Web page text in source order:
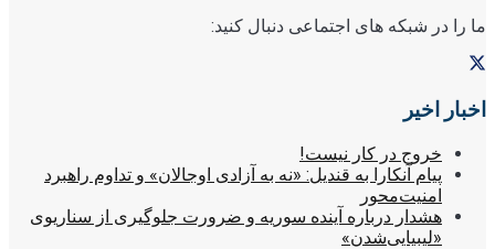
ما را در شبکه های اجتماعی دنبال کنید:
اخبار اخیر
خروج در کار نیست!
پیام آنکارا به قندیل: «نه به آزادی اوجالان» و تداوم راهبرد
امنیت‌محور
هشدار درباره آینده سوریه و ضرورت جلوگیری از سناریوی
«لیبیایی‌شدن»